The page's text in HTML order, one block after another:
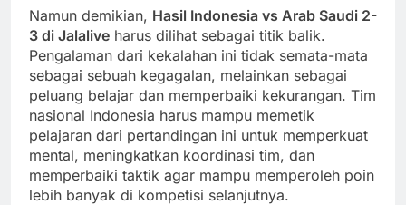
Namun demikian, Hasil Indonesia vs Arab Saudi 2-
3 di Jalalive harus dilihat sebagai titik balik.
Pengalaman dari kekalahan ini tidak semata-mata
sebagai sebuah kegagalan, melainkan sebagai
peluang belajar dan memperbaiki kekurangan. Tim
nasional Indonesia harus mampu memetik
pelajaran dari pertandingan ini untuk memperkuat
mental, meningkatkan koordinasi tim, dan
memperbaiki taktik agar mampu memperoleh poin
lebih banyak di kompetisi selanjutnya.